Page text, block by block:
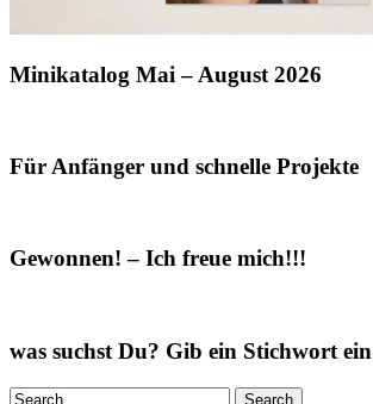
Minikatalog Mai – August 2026
Für Anfänger und schnelle Projekte
Gewonnen! – Ich freue mich!!!
was suchst Du? Gib ein Stichwort